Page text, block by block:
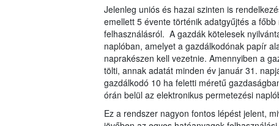
Jelenleg uniós és hazai szinten is
emellett 5 évente történik adatgyűjtés a
felhasználásról. A gazdák kötelesek
naplóban, amelyet a gazdálkodónak papír
naprakészen kell vezetnie. Amennyiben a
tölti, annak adatát minden év január 31.
gazdálkodó 10 ha feletti méretű
órán belül az elektronikus permetezési
Ez a rendszer nagyon fontos lépést jelent,